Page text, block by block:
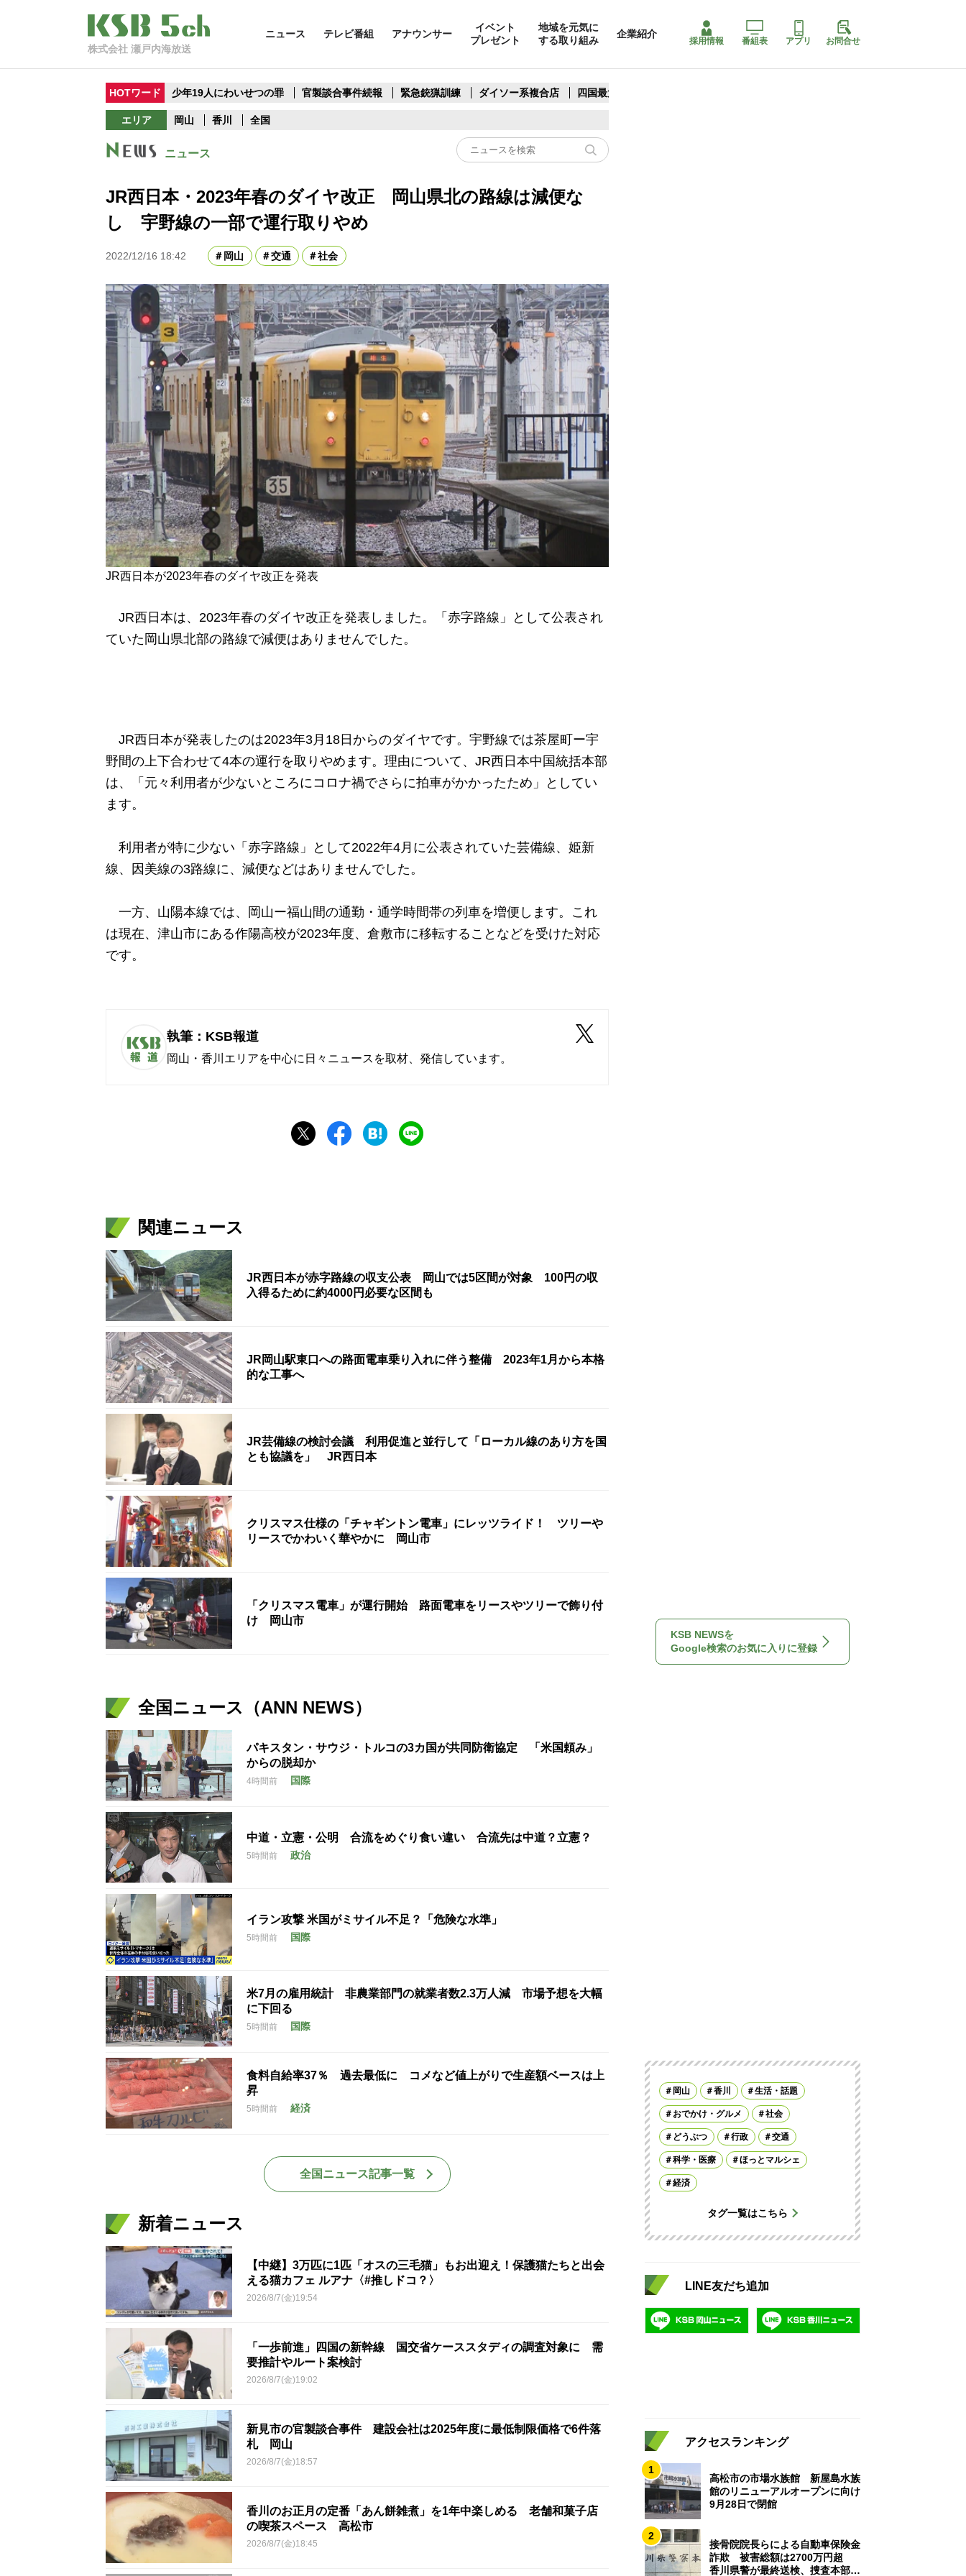
株式会社 瀬戸内海放送
ニュース テレビ番組 アナウンサー
イベント
プレゼント
地域を元気に
する取り組み
企業紹介
採用情報 番組表 アプリ お問合せ
HOTワード 少年19人にわいせつの罪 官製談合事件続報 緊急銃猟訓練 ダイソー系複合店 四国最大スリコ
エリア 岡山 香川 全国
ニュース
JR西日本・2023年春のダイヤ改正 岡山県北の路線は減便な
し 宇野線の一部で運行取りやめ
2022/12/16 18:42 岡山 交通 社会
JR西日本が2023年春のダイヤ改正を発表
JR西日本は、2023年春のダイヤ改正を発表しました。「赤字路線」として公表され
ていた岡山県北部の路線で減便はありませんでした。
JR西日本が発表したのは2023年3月18日からのダイヤです。宇野線では茶屋町ー宇
野間の上下合わせて4本の運行を取りやめます。理由について、JR西日本中国統括本部
は、「元々利用者が少ないところにコロナ禍でさらに拍車がかかったため」としてい
ます。
利用者が特に少ない「赤字路線」として2022年4月に公表されていた芸備線、姫新
線、因美線の3路線に、減便などはありませんでした。
一方、山陽本線では、岡山ー福山間の通勤・通学時間帯の列車を増便します。これ
は現在、津山市にある作陽高校が2023年度、倉敷市に移転することなどを受けた対応
です。
執筆：KSB報道
岡山・香川エリアを中心に日々ニュースを取材、発信しています。
関連ニュース
JR西日本が赤字路線の収支公表 岡山では5区間が対象 100円の収
入得るために約4000円必要な区間も
JR岡山駅東口への路面電車乗り入れに伴う整備 2023年1月から本格
的な工事へ
JR芸備線の検討会議 利用促進と並行して「ローカル線のあり方を国
とも協議を」 JR西日本
クリスマス仕様の「チャギントン電車」にレッツライド！ ツリーや
リースでかわいく華やかに 岡山市
「クリスマス電車」が運行開始 路面電車をリースやツリーで飾り付
け 岡山市
全国ニュース（ANN NEWS）
パキスタン・サウジ・トルコの3カ国が共同防衛協定 「米国頼み」
からの脱却か
4時間前 国際
中道・立憲・公明 合流をめぐり食い違い 合流先は中道？立憲？
5時間前 政治
イラン攻撃 米国がミサイル不足？「危険な水準」
5時間前 国際
米7月の雇用統計 非農業部門の就業者数2.3万人減 市場予想を大幅
に下回る
5時間前 国際
食料自給率37％ 過去最低に コメなど値上がりで生産額ベースは上
昇
5時間前 経済
全国ニュース記事一覧
新着ニュース
【中継】3万匹に1匹「オスの三毛猫」もお出迎え！保護猫たちと出会
える猫カフェ ルアナ〈#推しドコ？〉
2026/8/7(金)19:54
「一歩前進」四国の新幹線 国交省ケーススタディの調査対象に 需
要推計やルート案検討
2026/8/7(金)19:02
新見市の官製談合事件 建設会社は2025年度に最低制限価格で6件落
札 岡山
2026/8/7(金)18:57
香川のお正月の定番「あん餅雑煮」を1年中楽しめる 老舗和菓子店
の喫茶スペース 高松市
2026/8/7(金)18:45
KSB NEWSを
Google検索のお気に入りに登録
岡山 香川 生活・話題
おでかけ・グルメ 社会
どうぶつ 行政 交通
科学・医療 ほっとマルシェ
経済
タグ一覧はこちら
LINE友だち追加
アクセスランキング
1
高松市の市場水族館 新屋島水族
館のリニューアルオープンに向け
9月28日で閉館
2
接骨院院長らによる自動車保険金
詐欺 被害総額は2700万円超
香川県警が最終送検、捜査本部解